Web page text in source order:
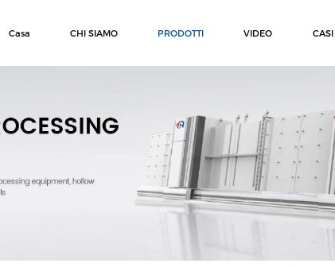
Casa CHI SIAMO PRODOTTI VIDEO CASI